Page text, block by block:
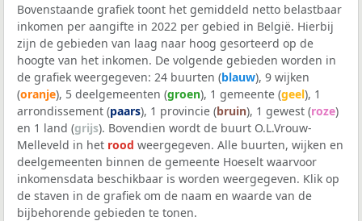
Bovenstaande grafiek toont het gemiddeld netto belastbaar
inkomen per aangifte in 2022 per gebied in België. Hierbij
zijn de gebieden van laag naar hoog gesorteerd op de
hoogte van het inkomen. De volgende gebieden worden in
de grafiek weergegeven: 24 buurten (blauw), 9 wijken
(oranje), 5 deelgemeenten (groen), 1 gemeente (geel), 1
arrondissement (paars), 1 provincie (bruin), 1 gewest (roze)
en 1 land (grijs). Bovendien wordt de buurt O.L.Vrouw-
Melleveld in het rood weergegeven. Alle buurten, wijken en
deelgemeenten binnen de gemeente Hoeselt waarvoor
inkomensdata beschikbaar is worden weergegeven. Klik op
de staven in de grafiek om de naam en waarde van de
bijbehorende gebieden te tonen.